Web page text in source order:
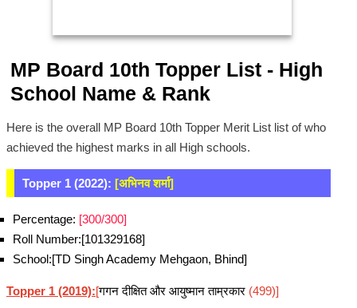
MP Board 10th Topper List - High
School Name & Rank
Here is the overall MP Board 10th Topper Merit List list of who
achieved the highest marks in all High schools.
Topper 1 (2022): [अभिनव शर्मा]
Percentage: [300/300]
Roll Number:[101329168]
School:[TD Singh Academy Mehgaon, Bhind]
Topper 1 (2019):[गगन दीक्षित और आयुष्मान ताम्रकार (499)]